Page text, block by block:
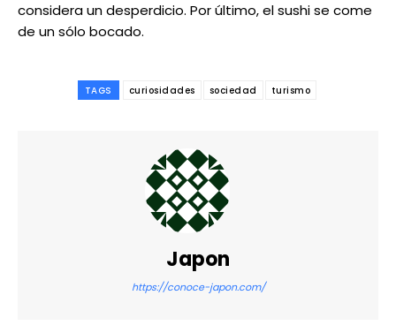
considera un desperdicio. Por último, el sushi se come
de un sólo bocado.
TAGS curiosidades sociedad turismo
Japon
https://conoce-japon.com/